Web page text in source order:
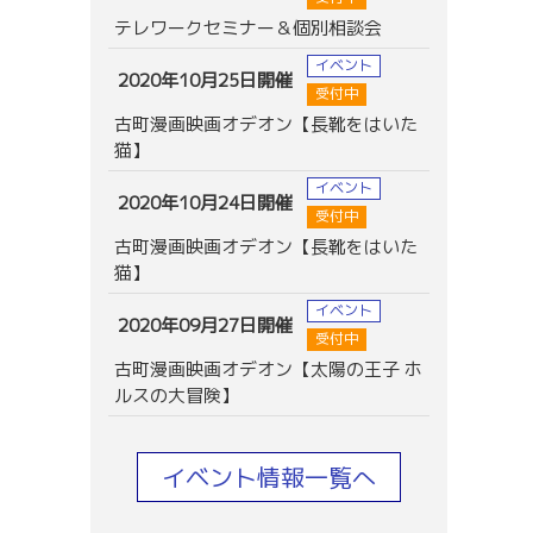
テレワークセミナー＆個別相談会
2020年10月25日開催
イベント
受付中
古町漫画映画オデオン【長靴をはいた
猫】
2020年10月24日開催
イベント
受付中
古町漫画映画オデオン【長靴をはいた
猫】
2020年09月27日開催
イベント
受付中
古町漫画映画オデオン【太陽の王子 ホ
ルスの大冒険】
イベント情報一覧へ